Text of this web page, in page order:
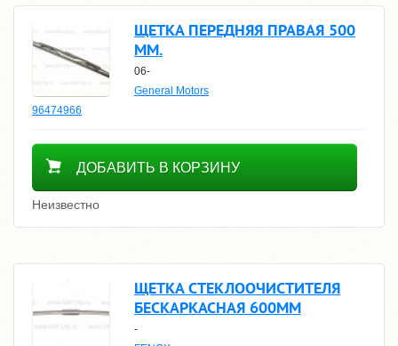
ЩЕТКА ПЕРЕДНЯЯ ПРАВАЯ 500
MM.
06-
General Motors
96474966
3000
ДОБАВИТЬ В КОРЗИНУ
Неизвестно
ЩЕТКА СТЕКЛООЧИСТИТЕЛЯ
БЕСКАРКАСНАЯ 600ММ
-